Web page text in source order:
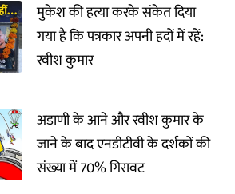
मुकेश की हत्या करके संकेत दिया
गया है कि पत्रकार अपनी हदों में रहें:
रवीश कुमार
अडाणी के आने और रवीश कुमार के
जाने के बाद एनडीटीवी के दर्शकों की
संख्या में 70% गिरावट